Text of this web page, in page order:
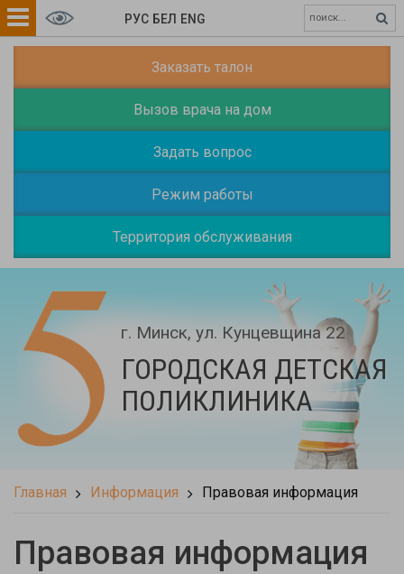
Заказать талон
Вызов врача на дом
Задать вопрос
Режим работы
Территория обслуживания
РУС БЕЛ ENG
г. Минск, ул. Кунцевщина 22
ГОРОДСКАЯ ДЕТСКАЯ
ПОЛИКЛИНИКА
Главная Информация Правовая информация
Правовая информация